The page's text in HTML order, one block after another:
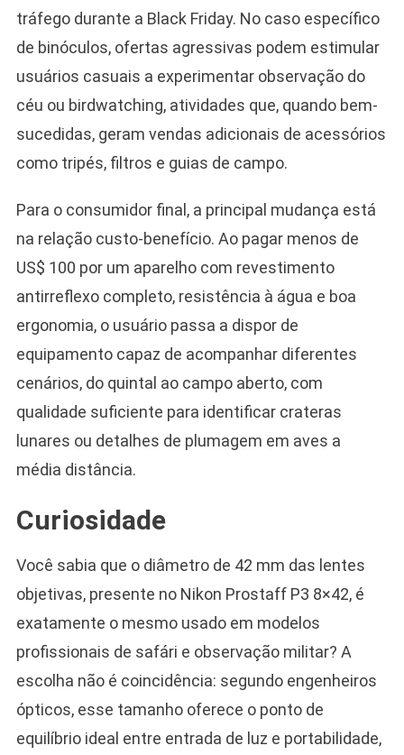
tráfego durante a Black Friday. No caso específico
de binóculos, ofertas agressivas podem estimular
usuários casuais a experimentar observação do
céu ou birdwatching, atividades que, quando bem-
sucedidas, geram vendas adicionais de acessórios
como tripés, filtros e guias de campo.
Para o consumidor final, a principal mudança está
na relação custo-benefício. Ao pagar menos de
US$ 100 por um aparelho com revestimento
antirreflexo completo, resistência à água e boa
ergonomia, o usuário passa a dispor de
equipamento capaz de acompanhar diferentes
cenários, do quintal ao campo aberto, com
qualidade suficiente para identificar crateras
lunares ou detalhes de plumagem em aves a
média distância.
Curiosidade
Você sabia que o diâmetro de 42 mm das lentes
objetivas, presente no Nikon Prostaff P3 8×42, é
exatamente o mesmo usado em modelos
profissionais de safári e observação militar? A
escolha não é coincidência: segundo engenheiros
ópticos, esse tamanho oferece o ponto de
equilíbrio ideal entre entrada de luz e portabilidade,